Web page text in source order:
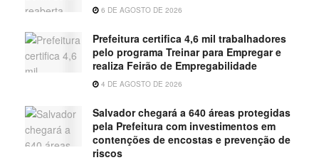
6 DE AGOSTO DE 2026
Prefeitura certifica 4,6 mil trabalhadores
pelo programa Treinar para Empregar e
realiza Feirão de Empregabilidade
4 DE AGOSTO DE 2026
Salvador chegará a 640 áreas protegidas
pela Prefeitura com investimentos em
contenções de encostas e prevenção de
riscos